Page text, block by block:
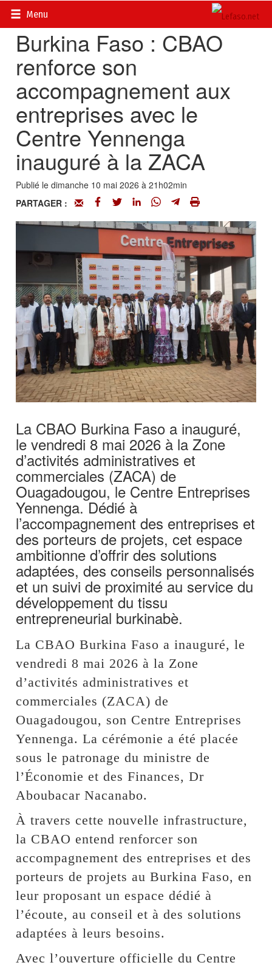
Menu
Accueil>
Burkina Faso : CBAO
renforce son
accompagnement aux
entreprises avec le
Centre Yennenga
inauguré à la ZACA
Publié le dimanche 10 mai 2026 à 21h02min
PARTAGER :
La CBAO Burkina Faso a inauguré,
le vendredi 8 mai 2026 à la Zone
d’activités administratives et
commerciales (ZACA) de
Ouagadougou, le Centre Entreprises
Yennenga. Dédié à
l’accompagnement des entreprises et
des porteurs de projets, cet espace
ambitionne d’offrir des solutions
adaptées, des conseils personnalisés
et un suivi de proximité au service du
développement du tissu
entrepreneurial burkinabè.
La CBAO Burkina Faso a inauguré, le
vendredi 8 mai 2026 à la Zone
d’activités administratives et
commerciales (ZACA) de
Ouagadougou, son Centre Entreprises
Yennenga. La cérémonie a été placée
sous le patronage du ministre de
l’Économie et des Finances, Dr
Aboubacar Nacanabo.
À travers cette nouvelle infrastructure,
la CBAO entend renforcer son
accompagnement des entreprises et des
porteurs de projets au Burkina Faso, en
leur proposant un espace dédié à
l’écoute, au conseil et à des solutions
adaptées à leurs besoins.
Avec l’ouverture officielle du Centre